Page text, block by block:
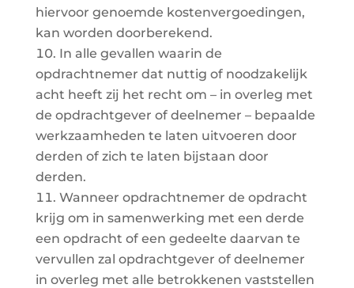
hiervoor genoemde kostenvergoedingen,
kan worden doorberekend.
In alle gevallen waarin de
opdrachtnemer dat nuttig of noodzakelijk
acht heeft zij het recht om – in overleg met
de opdrachtgever of deelnemer – bepaalde
werkzaamheden te laten uitvoeren door
derden of zich te laten bijstaan door
derden.
Wanneer opdrachtnemer de opdracht
krijg om in samenwerking met een derde
een opdracht of een gedeelte daarvan te
vervullen zal opdrachtgever of deelnemer
in overleg met alle betrokkenen vaststellen